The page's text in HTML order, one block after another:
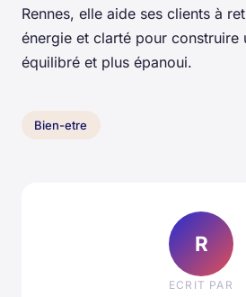
Rennes, elle aide ses clients à
énergie et clarté pour construire
équilibré et plus épanoui.
Bien-etre
R
ECRIT PAR